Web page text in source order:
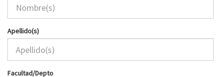
Apellido(s)
Facultad/Depto